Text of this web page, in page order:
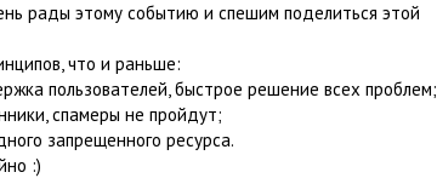
рады этому событию и спешим поделиться этой
что и раньше:
пользователей, быстрое решение всех проблем;
спамеры не пройдут;
запрещенного ресурса.
:)